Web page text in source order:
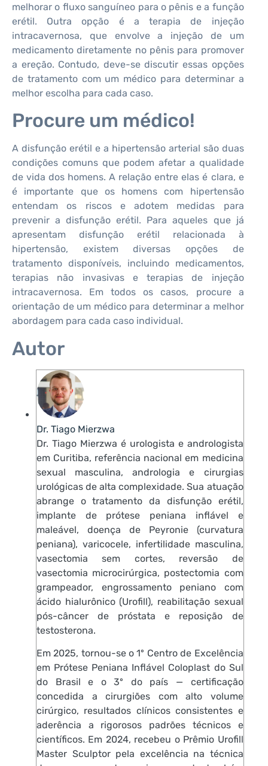
melhorar o fluxo sanguíneo para o pênis e a função
erétil. Outra opção é a terapia de injeção
intracavernosa, que envolve a injeção de um
medicamento diretamente no pênis para promover
a ereção. Contudo, deve-se discutir essas opções
de tratamento com um médico para determinar a
melhor escolha para cada caso.
Procure um médico!
A disfunção erétil e a hipertensão arterial são duas
condições comuns que podem afetar a qualidade
de vida dos homens. A relação entre elas é clara, e
é importante que os homens com hipertensão
entendam os riscos e adotem medidas para
prevenir a disfunção erétil. Para aqueles que já
apresentam disfunção erétil relacionada à
hipertensão, existem diversas opções de
tratamento disponíveis, incluindo medicamentos,
terapias não invasivas e terapias de injeção
intracavernosa. Em todos os casos, procure a
orientação de um médico para determinar a melhor
abordagem para cada caso individual.
Autor
Dr. Tiago Mierzwa
Dr. Tiago Mierzwa é urologista e andrologista
em Curitiba, referência nacional em medicina
sexual masculina, andrologia e cirurgias
urológicas de alta complexidade. Sua atuação
abrange o tratamento da disfunção erétil,
implante de prótese peniana inflável e
maleável, doença de Peyronie (curvatura
peniana), varicocele, infertilidade masculina,
vasectomia sem cortes, reversão de
vasectomia microcirúrgica, postectomia com
grampeador, engrossamento peniano com
ácido hialurônico (Urofill), reabilitação sexual
pós-câncer de próstata e reposição de
testosterona.
Em 2025, tornou-se o 1º Centro de Excelência
em Prótese Peniana Inflável Coloplast do Sul
do Brasil e o 3º do país — certificação
concedida a cirurgiões com alto volume
cirúrgico, resultados clínicos consistentes e
aderência a rigorosos padrões técnicos e
científicos. Em 2024, recebeu o Prêmio Urofill
Master Sculptor pela excelência na técnica